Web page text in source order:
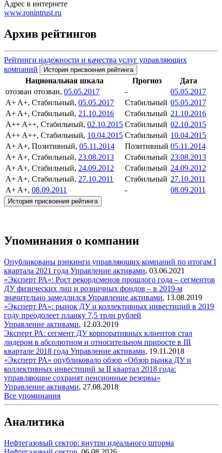
Адрес в интернете
www.ronintrust.ru
Архив рейтингов
Рейтинги надежности и качества услуг управляющих
компаний
История присвоения рейтинга
Национальная шкала Прогноз
Дата
отозван отозван, 05.05.2017 -
05.05.2017
A+ A+, Стабильный, 05.05.2017 Стабильный 05.05.2017
A+ A+, Стабильный, 21.10.2016 Стабильный 21.10.2016
A++ A++, Стабильный, 02.10.2015 Стабильный 02.10.2015
A++ A++, Стабильный, 10.04.2015 Стабильный 10.04.2015
A+ A+, Позитивный, 05.11.2014 Позитивный 05.11.2014
A+ A+, Стабильный, 23.08.2013 Стабильный 23.08.2013
A+ A+, Стабильный, 24.09.2012 Стабильный 24.09.2012
A+ A+, Стабильный, 27.10.2011 Стабильный 27.10.2011
A+ A+, 08.09.2011 - 08.09.2011
История присвоения рейтинга
Упоминания о компании
Опубликованы рэнкинги управляющих компаний по итогам I
квартала 2021 года Управление активами, 03.06.2021
«Эксперт РА»: Рост рекордсменов прошлого года – сегментов
ДУ физических лиц и розничных фондов – в 2019-м
значительно замедлился Управление активами, 13.08.2019
«Эксперт РА»: рынок ДУ и коллективных инвестиций в 2019
году преодолеет планку 7,5 трлн рублей
Управление активами, 12.03.2019
Эксперт РА: сегмент ДУ корпоративных клиентов стал
лидером в абсолютном и относительном приросте в III
квартале 2018 года Управление активами, 19.11.2018
«Эксперт РА» опубликовало обзор «Обзор рынка ДУ и
коллективных инвестиций за II квартал 2018 года:
управляющие сохранят пенсионные резервы»
Управление активами, 27.08.2018
Все упоминания
Аналитика
Нефтегазовый сектор: внутри идеального шторма